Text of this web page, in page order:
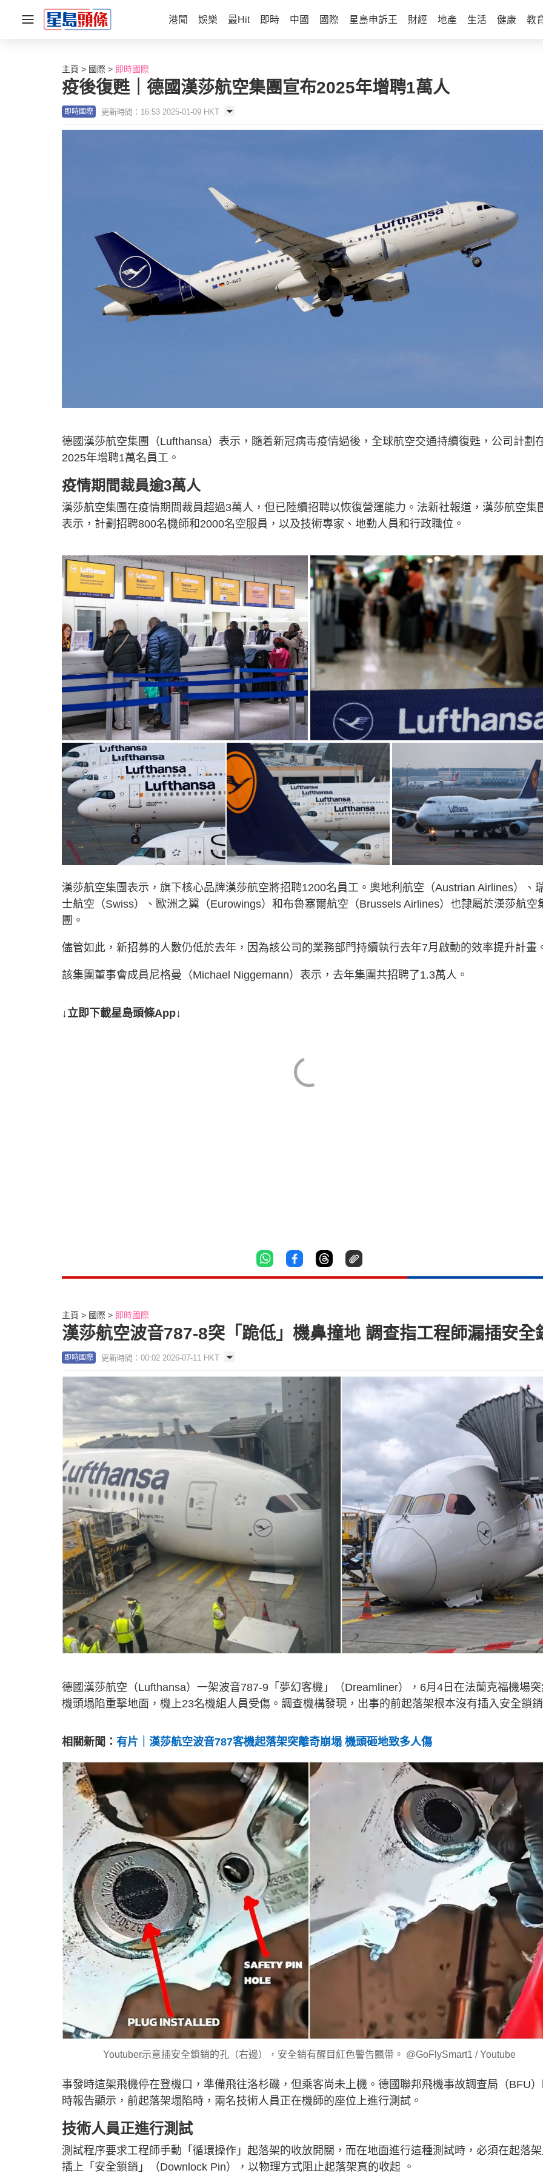
港聞 娛樂 最Hit 即時 中國 國際 星島申訴王 財經 地產 生活 健康 教
主頁 國際 即時國際
疫後復甦｜德國漢莎航空集團宣布2025年增聘1萬人
即時國際 更新時間：16:53 2025-01-09 HKT
德國漢莎航空集團（Lufthansa）表示，隨着新冠病毒疫情過後，全球航空交通持續復甦，公司計劃
2025年增聘1萬名員工。
疫情期間裁員逾3萬人
漢莎航空集團在疫情期間裁員超過3萬人，但已陸續招聘以恢復營運能力。法新社報道，漢莎航空集
表示，計劃招聘800名機師和2000名空服員，以及技術專家、地勤人員和行政職位。
漢莎航空集團表示，旗下核心品牌漢莎航空將招聘1200名員工。奧地利航空（Austrian Airlines）、
士航空（Swiss）、歐洲之翼（Eurowings）和布魯塞爾航空（Brussels Airlines）也隸屬於漢莎航空
團。
儘管如此，新招募的人數仍低於去年，因為該公司的業務部門持續執行去年7月啟動的效率提升計畫
該集團董事會成員尼格曼（Michael Niggemann）表示，去年集團共招聘了1.3萬人。
↓立即下載星島頭條App↓
主頁 國際 即時國際
漢莎航空波音787-8突「跪低」機鼻撞地 調查指工程師漏插安全
即時國際 更新時間：00:02 2026-07-11 HKT
德國漢莎航空（Lufthansa）一架波音787-9「夢幻客機」（Dreamliner），6月4日在法蘭克福機場
機頭塌陷重擊地面，機上23名機組人員受傷。調查機構發現，出事的前起落架根本沒有插入安全鎖
相關新聞： 有片｜漢莎航空波音787客機起落架突離奇崩塌 機頭砸地致多人傷
Youtuber示意插安全鎖銷的孔（右邊），安全銷有醒目紅色警告飄帶。 @GoFlySmart1 / Youtube
事發時這架飛機停在登機口，準備飛往洛杉磯，但乘客尚未上機。德國聯邦飛機事故調查局（BFU
時報告顯示，前起落架塌陷時，兩名技術人員正在機師的座位上進行測試。
技術人員正進行測試
測試程序要求工程師手動「循環操作」起落架的收放開關，而在地面進行這種測試時，必須在起落
插上「安全鎖銷」（Downlock Pin），以物理方式阻止起落架真的收起 。